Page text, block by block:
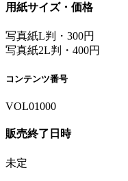
用紙サイズ・価格
写真紙L判・300円
写真紙2L判・400円
コンテンツ番号
VOL01000
販売終了日時
未定